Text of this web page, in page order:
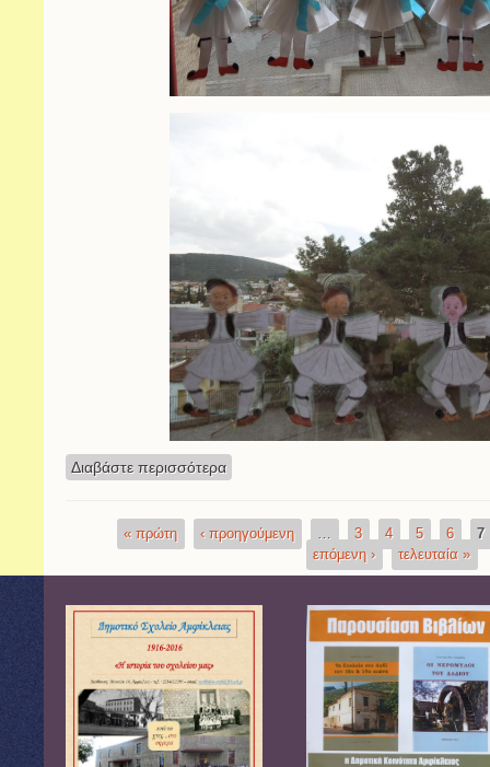
Διαβάστε περισσότερα
Σελίδες« πρώτη ‹ προηγούμενη … 3 4 5 6
7
επόμενη ›
τελευταία »